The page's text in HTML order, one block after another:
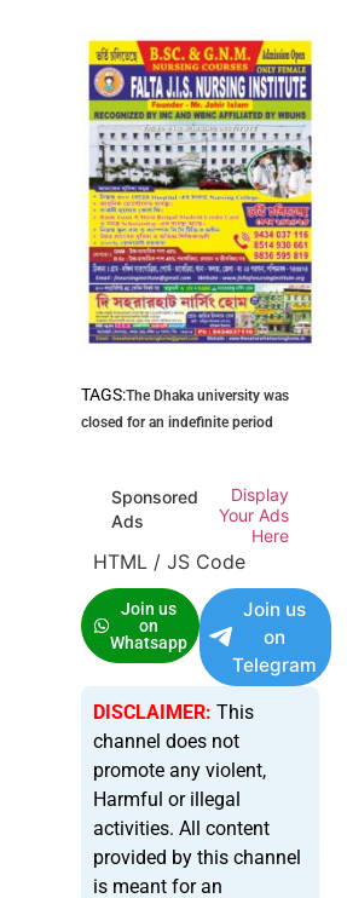
TAGS:The Dhaka university was
closed for an indefinite period
Sponsored
Ads
Display
Your Ads
Here
HTML / JS Code
Join us
on
Whatsapp
Join us
on
Telegram
DISCLAIMER: This
channel does not
promote any violent,
Harmful or illegal
activities. All content
provided by this channel
is meant for an